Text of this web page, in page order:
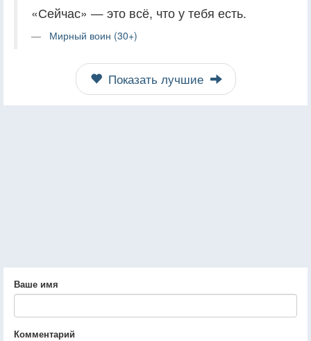
«Сейчас» — это всё, что у тебя есть.
Мирный воин (30+)
Показать лучшие
Ваше имя
Комментарий